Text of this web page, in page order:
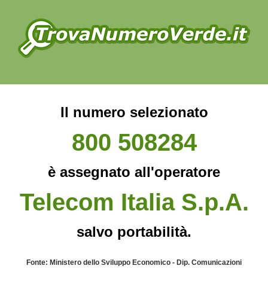
Il numero selezionato
800 508284
è assegnato all'operatore
Telecom Italia S.p.A.
salvo portabilità.
Fonte: Ministero dello Sviluppo Economico - Dip. Comunicazioni